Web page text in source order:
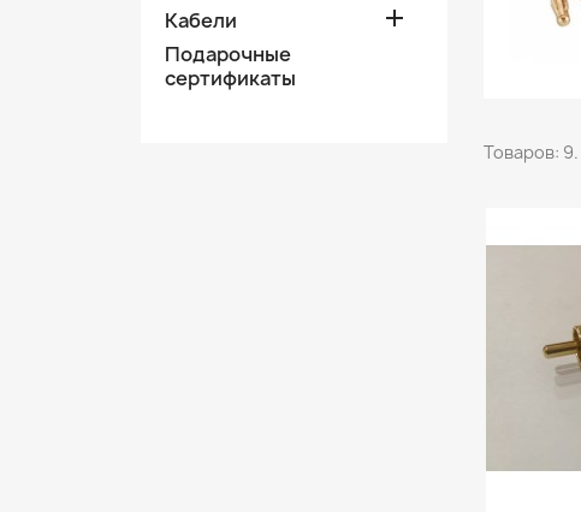
Кабели 
Подарочные
сертификаты
Товаров: 9.